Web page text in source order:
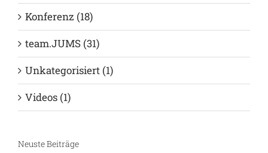
Konferenz (18)
team.JUMS (31)
Unkategorisiert (1)
Videos (1)
Neuste Beiträge